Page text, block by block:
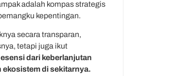
adalah kompas strategis
kepentingan.
secara transparan,
tetapi juga ikut
dari keberlanjutan
ekosistem di sekitarnya.